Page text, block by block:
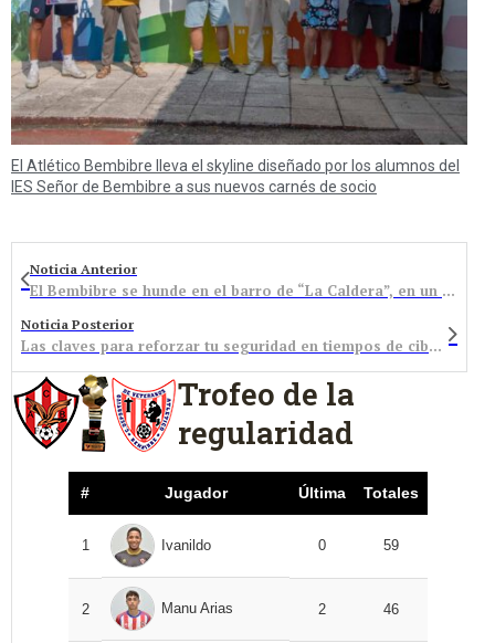
El Atlético Bembibre lleva el skyline diseñado por los alumnos del
IES Señor de Bembibre a sus nuevos carnés de socio
Noticia Anterior
El Bembibre se hunde en el barro de “La Caldera”, en un partido que no debió disputarse
Noticia Posterior
Las claves para reforzar tu seguridad en tiempos de ciberdelitos
Trofeo de la
regularidad
# Jugador Última Totales
1 Ivanildo 0 59
2 Manu Arias 2 46